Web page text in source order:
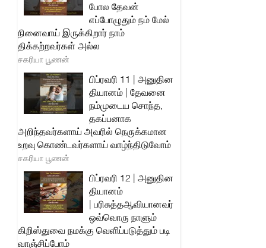
போல தேவன்
எப்போழுதும் நம் மேல்
நினைவாய் இருக்கிறார் நாம்
திக்கற்றவர்கள் அல்ல
சகரியா பூணன்
பிப்ரவரி 11 | அனுதின
தியானம் | தேவனை
நம்முடைய சொந்த,
தகப்பனாக
அறிந்தவர்களாய் அவரில் நெருக்கமான
உறவு கொண்டவர்களாய் வாழ்ந்திடுவோம்
சகரியா பூணன்
பிப்ரவரி 12 | அனுதின
தியானம்
| பரிசுத்தஆவியானவர்
ஒவ்வொரு நாளும்
கிறிஸ்துவை நமக்கு வெளிப்படுத்தும் படி
வாஞ்சிப்போம்